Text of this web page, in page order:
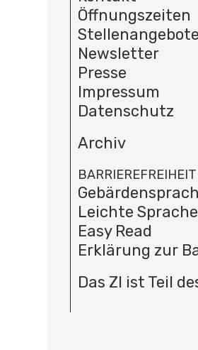
Öffnungszeiten
Stellenangebote
Newsletter
Presse
Impressum
Datenschutz
Archiv
BARRIEREFREIHEIT
Leichte Sprache
Easy Read
Erklärung zur
Das ZI ist Teil